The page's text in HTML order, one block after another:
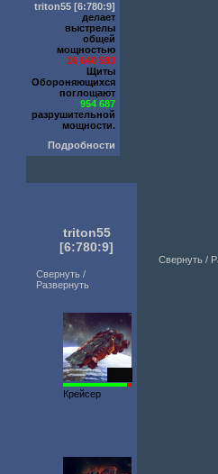
triton55 [6:780:9]
делает
выстрелы
общей
мощностью
16 640 593
Щиты
Обороняющихся
поглощают
954 687
разрушительной
мощности.
Подробности
triton55
[6:780:9]
Свернуть /
Развернуть
Крейсер
Свернуть /